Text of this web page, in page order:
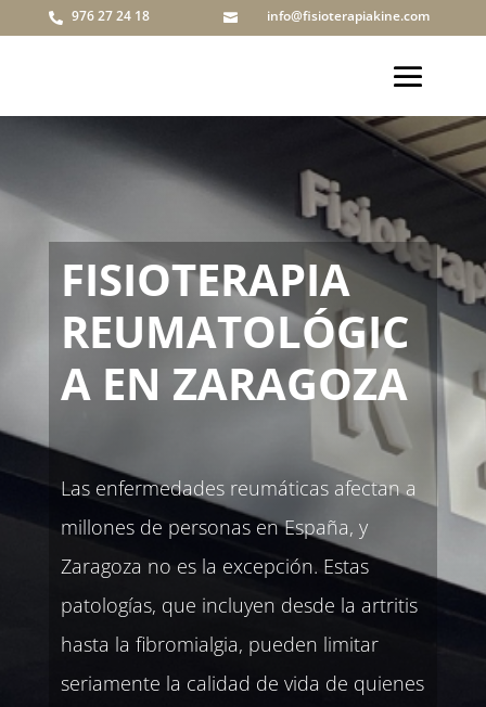
 976 27 24 18  info@fisioterapiakine.com
FISIOTERAPIA
REUMATOLÓGIC
A EN ZARAGOZA
Las enfermedades reumáticas afectan a
millones de personas en España, y
Zaragoza no es la excepción. Estas
patologías, que incluyen desde la artritis
hasta la fibromialgia, pueden limitar
seriamente la calidad de vida de quienes